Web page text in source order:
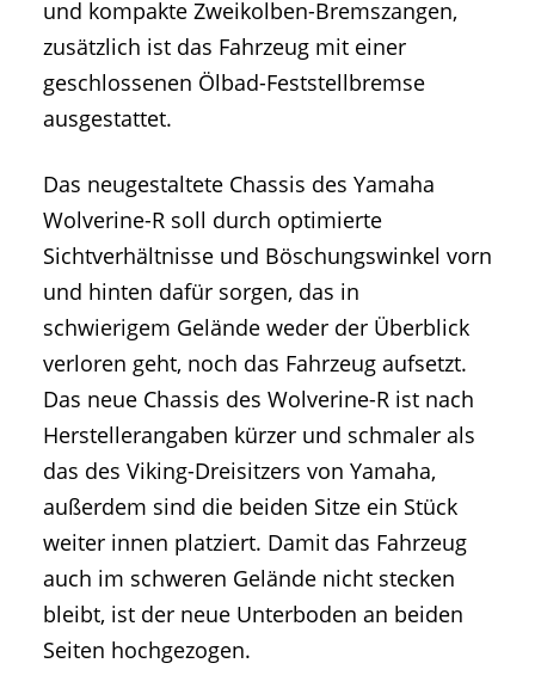
und kompakte Zweikolben-Bremszangen,
zusätzlich ist das Fahrzeug mit einer
geschlossenen Ölbad-Feststellbremse
ausgestattet.
Das neugestaltete Chassis des Yamaha
Wolverine-R soll durch optimierte
Sichtverhältnisse und Böschungswinkel vorn
und hinten dafür sorgen, das in
schwierigem Gelände weder der Überblick
verloren geht, noch das Fahrzeug aufsetzt.
Das neue Chassis des Wolverine-R ist nach
Herstellerangaben kürzer und schmaler als
das des Viking-Dreisitzers von Yamaha,
außerdem sind die beiden Sitze ein Stück
weiter innen platziert. Damit das Fahrzeug
auch im schweren Gelände nicht stecken
bleibt, ist der neue Unterboden an beiden
Seiten hochgezogen.